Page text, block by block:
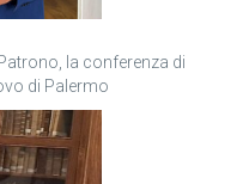
la conferenza di
di Palermo